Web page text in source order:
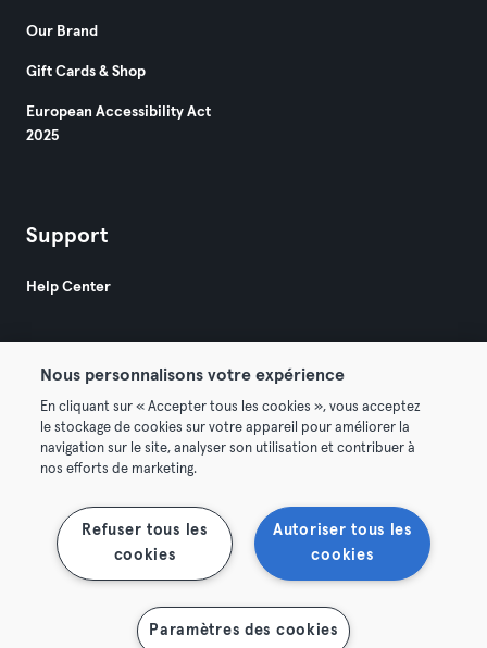
Our Brand
Gift Cards & Shop
European Accessibility Act
2025
Support
Help Center
© 2026 Urban Sports Group GmbH. All rights reserved.
Terms & Conditions Privacy
Terminate contracts here Withdraw contracts here
Nous personnalisons votre expérience
En cliquant sur « Accepter tous les cookies », vous acceptez
le stockage de cookies sur votre appareil pour améliorer la
navigation sur le site, analyser son utilisation et contribuer à
nos efforts de marketing.
Autoriser tous les
cookies
Refuser tous les
cookies
Paramètres des cookies